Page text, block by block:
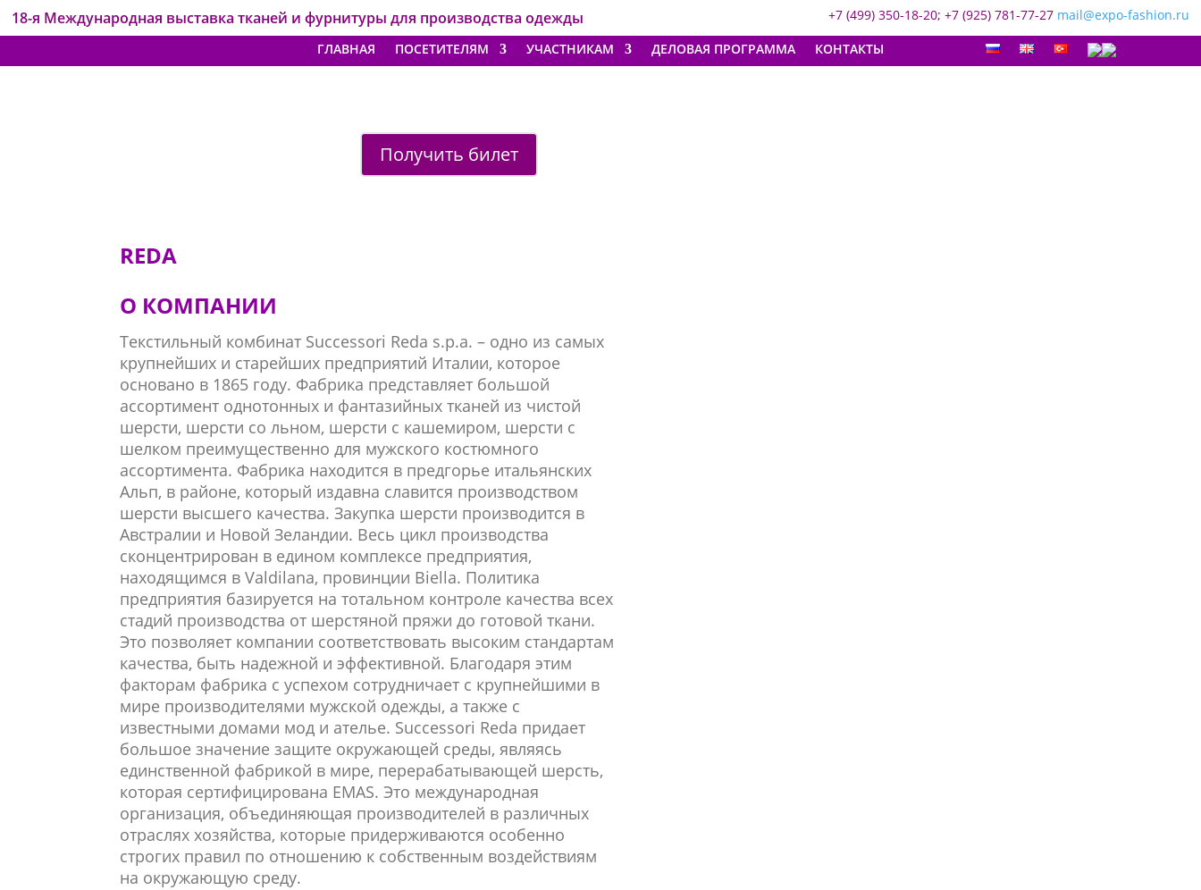
18-я Международная выставка тканей и фурнитуры для производства одежды +7 (499) 350-18-20; +7 (925) 781-77-27 mail@expo-fashion.ru
ГЛАВНАЯ
ПОСЕТИТЕЛЯМ УЧАСТНИКАМ ДЕЛОВАЯ ПРОГРАММА КОНТАКТЫ
Получить билет
REDA
О КОМПАНИИ
Текстильный комбинат Successori Reda s.p.a. – одно из самых
крупнейших и старейших предприятий Италии, которое
основано в 1865 году. Фабрика представляет большой
ассортимент однотонных и фантазийных тканей из чистой
шерсти, шерсти со льном, шерсти с кашемиром, шерсти с
шелком преимущественно для мужского костюмного
ассортимента. Фабрика находится в предгорье итальянских
Альп, в районе, который издавна славится производством
шерсти высшего качества. Закупка шерсти производится в
Австралии и Новой Зеландии. Весь цикл производства
сконцентрирован в едином комплексе предприятия,
находящимся в Valdilana, провинции Biella. Политика
предприятия базируется на тотальном контроле качества всех
стадий производства от шерстяной пряжи до готовой ткани.
Это позволяет компании соответствовать высоким стандартам
качества, быть надежной и эффективной. Благодаря этим
факторам фабрика с успехом сотрудничает с крупнейшими в
мире производителями мужской одежды, а также с
известными домами мод и ателье. Successori Reda придает
большое значение защите окружающей среды, являясь
единственной фабрикой в мире, перерабатывающей шерсть,
которая сертифицирована EMAS. Это международная
организация, объединяющая производителей в различных
отраслях хозяйства, которые придерживаются особенно
строгих правил по отношению к собственным воздействиям
на окружающую среду.